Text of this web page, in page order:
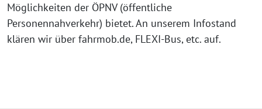
Möglichkeiten der ÖPNV (öffentliche
Personennahverkehr) bietet. An unserem Infostand
klären wir über fahrmob.de, FLEXI-Bus, etc. auf.